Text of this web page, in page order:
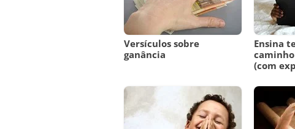
Versículos sobre
ganância
Ensina
(com